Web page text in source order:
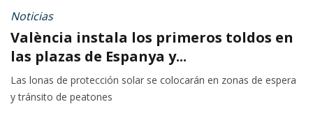
Noticias
València instala los primeros toldos en
las plazas de Espanya y...
Las lonas de protección solar se colocarán en zonas de espera
y tránsito de peatones